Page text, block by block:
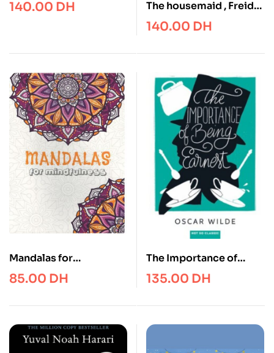
Dictionary (DK
140.00 DH
The housemaid , Freida
McFadden
140.00 DH
Mandalas for
mindfulness
85.00 DH
The Importance of
Being Earnest
135.00 DH